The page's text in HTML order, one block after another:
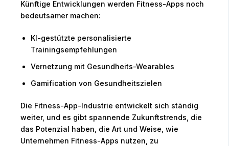
Künftige Entwicklungen werden Fitness-Apps noch
bedeutsamer machen:
KI-gestützte personalisierte
Trainingsempfehlungen
Vernetzung mit Gesundheits-Wearables
Gamification von Gesundheitszielen
Die Fitness-App-Industrie entwickelt sich ständig
weiter, und es gibt spannende Zukunftstrends, die
das Potenzial haben, die Art und Weise, wie
Unternehmen Fitness-Apps nutzen, zu